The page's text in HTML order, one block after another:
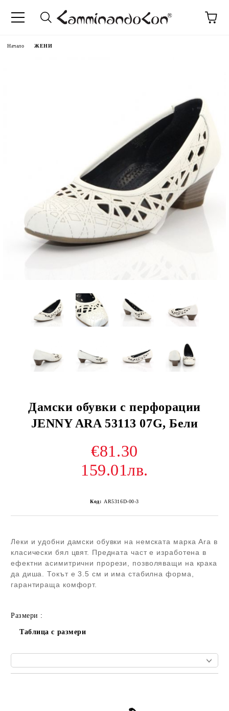
Начало ЖЕНИ
Дамски обувки с перфорации
JENNY ARA 53113 07G, Бели
€81.30
159.01лв.
Код: AR5316D-00-3
Леки и удобни дамски обувки на немската марка Ara в
класически бял цвят. Предната част е изработена в
ефектни асимитрични прорези, позволяващи на крака
да диша. Токът е 3.5 см и има стабилна форма,
гарантираща комфорт.
Размери :
Таблица с размери